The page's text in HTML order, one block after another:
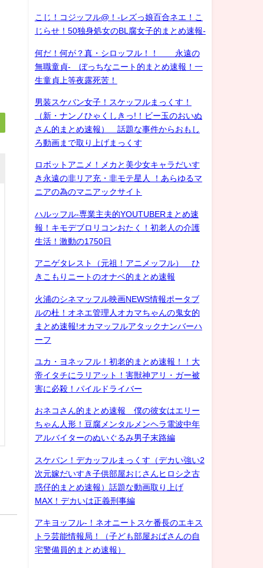
こじ！コジッフル@！-レズっ娘百合ネエ！こ
じらせ！50独身処女のBL腐女子的まとめ速報-
何だ！何が？真・シロッフル！！ 永遠の
無職童貞- ぼっちなニート的まとめ速報！一
生童貞上等夜露死苦！
男装スケバン女子！スケッフルまっくす！
（新・ナンノひゃくしきっ!！ビー玉のおいぬ
さん的まとめ速報） 話題な事件からおもし
ろ動画まで取り上げまっくす
ロボットアニメ！メカと美少女キャラだいす
き永遠の非リア充・非モテ星人 ！あらゆるマ
ニアの為のマニアックサイト
ハルッフル-専業主夫的YOUTUBERまとめ速
報！キモデブロリコンおたく！初老人の介護
生活！激動の1750日
アニゲタレスト（元祖！アニメッフル） ひ
きこもりニートのオナベ的まとめ速報
火浦のシネマッフル映画NEWS情報ポータブ
ルの杜！オネエ管理人オカマちゃんの鬼女的
まとめ速報!オカマッフルアタックナンバーハ
ーフ
ユカ・ヨネッフル！初老的まとめ速報！！大
帝イタチにラリアット！害獣神アリ・ガー被
害に必殺！パイルドライバー
おネコさん的まとめ速報 僕の彼女はエリー
ちゃん人形！豆腐メンタルメンヘラ電波中年
アルバイターのぬいぐるみ男子末路編
スケバン！デカッフルまっくす（デカい強い2
次元嫁だいすき子供部屋おじさんヒロシ之古
惑仔的まとめ速報）話題な動画取り上げ
MAX！デカいは正義刑事編
アキヨッフル-！ネオニートスケ番長のエキス
トラ芸能情報局！（子ども部屋おばさんの自
宅警備員的まとめ速報）